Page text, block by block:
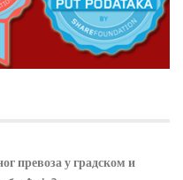
превоза у градском и